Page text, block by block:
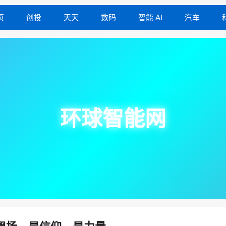
创投 天天 数码 智能 AI 汽车
环球智能网